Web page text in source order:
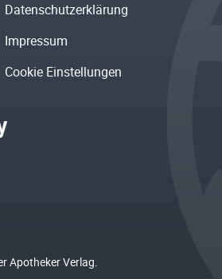
Datenschutzerklärung
Impressum
Cookie Einstellungen
Apotheker Verlag.